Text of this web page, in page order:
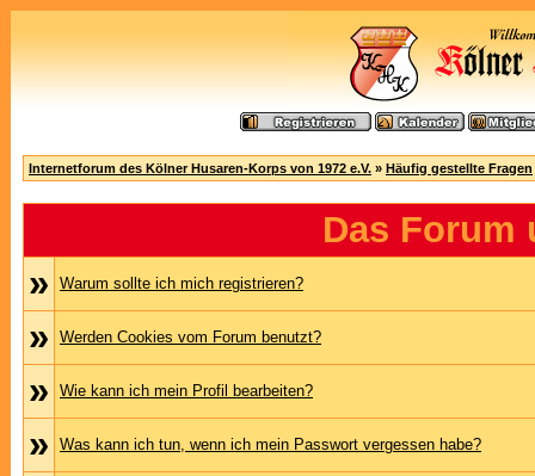
Internetforum des Kölner Husaren-Korps von 1972 e.V. » Häufig gestellte Fragen
Das Forum
»
Warum sollte ich mich registrieren?
» Werden Cookies vom Forum benutzt?
» Wie kann ich mein Profil bearbeiten?
» Was kann ich tun, wenn ich mein Passwort vergessen habe?